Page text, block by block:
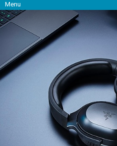
Menu